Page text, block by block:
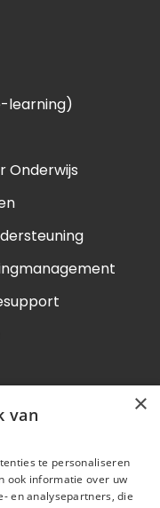
learning)
Onderwijs
en bij-
×
van
te personaliseren
ook informatie over uw
en analysepartners, die